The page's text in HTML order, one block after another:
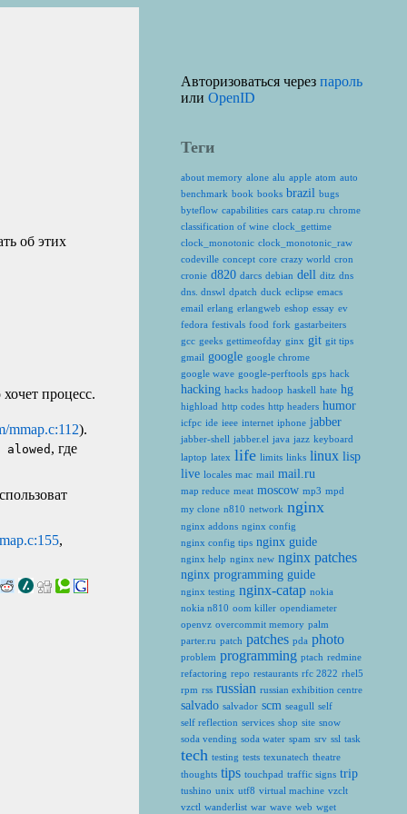
об этих
процесс.
mmap.c:112).
, где
,
Авторизоваться черезпароль
илиOpenID
Теги
about memory alone alu apple atom auto
benchmark book books brazil bugs
byteflow capabilities cars catap.ru chrome
classification of wine clock_gettime
clock_monotonic clock_monotonic_raw
codeville concept core crazy world cron
cronie d820 darcs debian dell ditz dns
dns. dnswl dpatch duck eclipse emacs
email erlang erlangweb eshop essay ev
fedora festivals food fork gastarbeiters
gcc geeks gettimeofday ginx git git tips
gmail google google chrome
google wave google-perftools gps hack
hacking hacks hadoop haskell hate hg
highload http codes http headers humor
icfpc ide ieee internet iphone jabber
jabber-shell jabber.el java jazz keyboard
laptop latex life limits links linux lisp
live locales mac mail mail.ru
map reduce meat moscow mp3 mpd
my clone n810 network nginx
nginx addons nginx config
nginx config tips nginx guide
nginx help nginx new nginx patches
nginx programming guide
nginx testing nginx-catap nokia
nokia n810 oom killer opendiameter
openvz overcommit memory palm
parter.ru patch patches pda photo
problem programming ptach redmine
refactoring repo restaurants rfc 2822 rhel5
rpm rss russian russian exhibition centre
salvado salvador scm seagull self
self reflection services shop site snow
soda vending soda water spam srv ssl task
tech testing tests texunatech theatre
thoughts tips touchpad traffic signs trip
tushino unix utf8 virtual machine vzclt
vzctl wanderlist war wave web wget